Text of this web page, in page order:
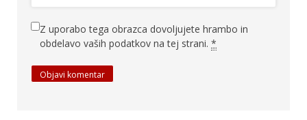
Z uporabo tega obrazca dovoljujete hrambo in
obdelavo vaših podatkov na tej strani. *